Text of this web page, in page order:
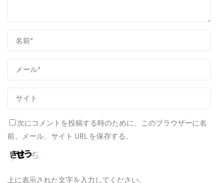
次にコメントを投稿する時のために、このブラウザーに名
前、メール、サイト URL を保存する。
上に表示された文字を入力してください。